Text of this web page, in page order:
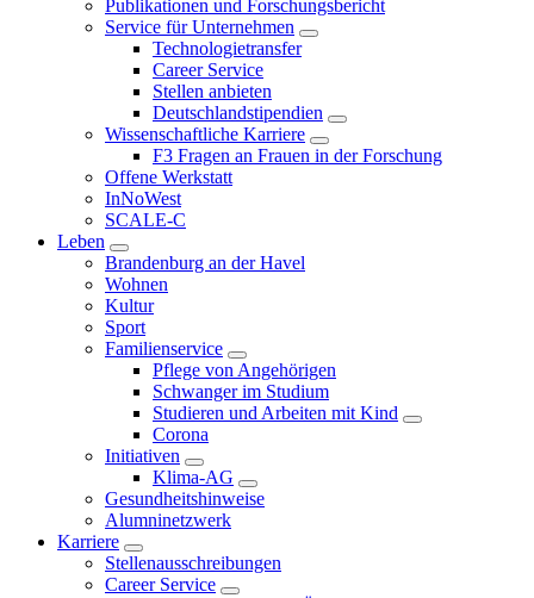
Publikationen und Forschungsbericht
Service für Unternehmen
Technologietransfer
Career Service
Stellen anbieten
Deutschlandstipendien
Wissenschaftliche Karriere
F3 Fragen an Frauen in der Forschung
Offene Werkstatt
InNoWest
SCALE-C
Leben
Brandenburg an der Havel
Wohnen
Kultur
Sport
Familienservice
Pflege von Angehörigen
Schwanger im Studium
Studieren und Arbeiten mit Kind
Corona
Initiativen
Klima-AG
Gesundheitshinweise
Alumninetzwerk
Karriere
Stellenausschreibungen
Career Service